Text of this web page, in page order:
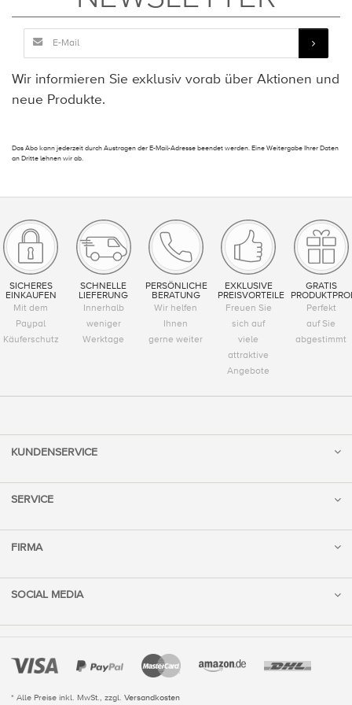
Wir informieren Sie exklusiv vorab über Aktionen und
neue Produkte.
Das Abo kann jederzeit durch Austragen der E-Mail-Adresse beendet werden. Eine Weitergabe Ihrer Daten
an Dritte lehnen wir ab.
SICHERES
EINKAUFEN
Mit dem
Paypal
Käuferschutz
SCHNELLE
LIEFERUNG
Innerhalb
weniger
Werktage
PERSÖNLICHE
BERATUNG
Wir helfen
Ihnen
gerne weiter
EXKLUSIVE
PREISVORTEILE
Freuen Sie
sich auf
viele
attraktive
Angebote
GRATIS
Perfekt
auf Sie
abgestimmt
KUNDENSERVICE
SERVICE
FIRMA
SOCIAL MEDIA
* Alle Preise inkl. MwSt., zzgl. Versandkosten